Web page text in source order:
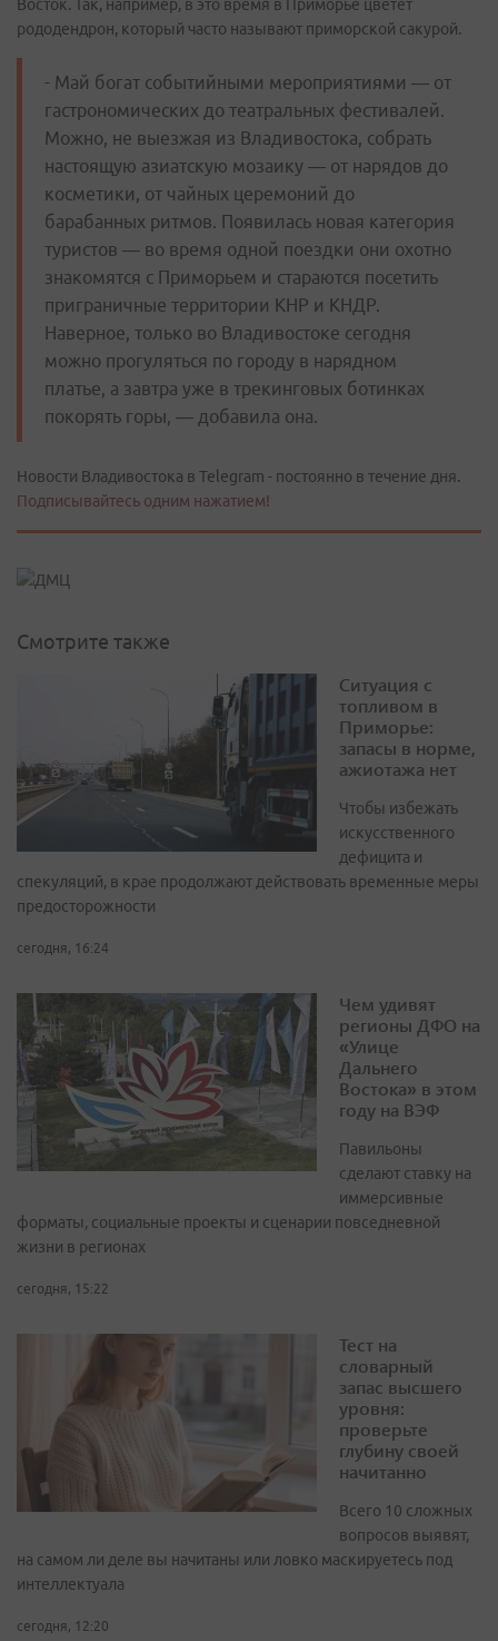
Восток. Так, например, в это время в Приморье цветет
рододендрон, который часто называют приморской сакурой.
- Май богат событийными мероприятиями — от
гастрономических до театральных фестивалей.
Можно, не выезжая из Владивостока, собрать
настоящую азиатскую мозаику — от нарядов до
косметики, от чайных церемоний до
барабанных ритмов. Появилась новая категория
туристов — во время одной поездки они охотно
знакомятся с Приморьем и стараются посетить
приграничные территории КНР и КНДР.
Наверное, только во Владивостоке сегодня
можно прогуляться по городу в нарядном
платье, а завтра уже в трекинговых ботинках
покорять горы, — добавила она.
Новости Владивостока в Telegram - постоянно в течение дня.
Подписывайтесь одним нажатием!
Смотрите также
Ситуация с
топливом в
Приморье:
запасы в норме,
ажиотажа нет
Чтобы избежать
искусственного
дефицита и
спекуляций, в крае продолжают действовать временные меры
предосторожности
сегодня, 16:24
Чем удивят
регионы ДФО на
«Улице
Дальнего
Востока» в этом
году на ВЭФ
Павильоны
сделают ставку на
иммерсивные
форматы, социальные проекты и сценарии повседневной
жизни в регионах
сегодня, 15:22
Тест на
словарный
запас высшего
уровня:
проверьте
глубину своей
начитанно
Всего 10 сложных
вопросов выявят,
на самом ли деле вы начитаны или ловко маскируетесь под
интеллектуала
сегодня, 12:20